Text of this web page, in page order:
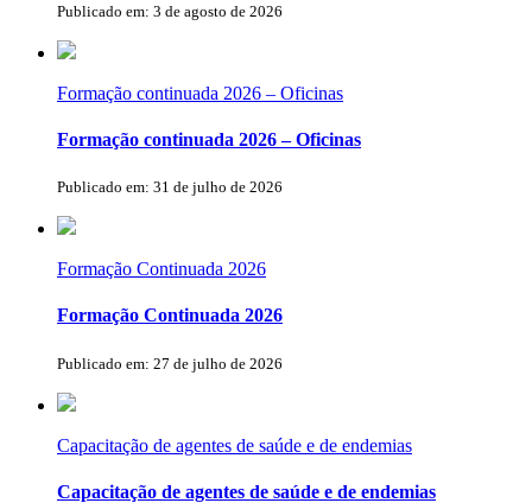
Publicado em: 3 de agosto de 2026
Formação continuada 2026 – Oficinas
Formação continuada 2026 – Oficinas
Publicado em: 31 de julho de 2026
Formação Continuada 2026
Formação Continuada 2026
Publicado em: 27 de julho de 2026
Capacitação de agentes de saúde e de endemias
Capacitação de agentes de saúde e de endemias